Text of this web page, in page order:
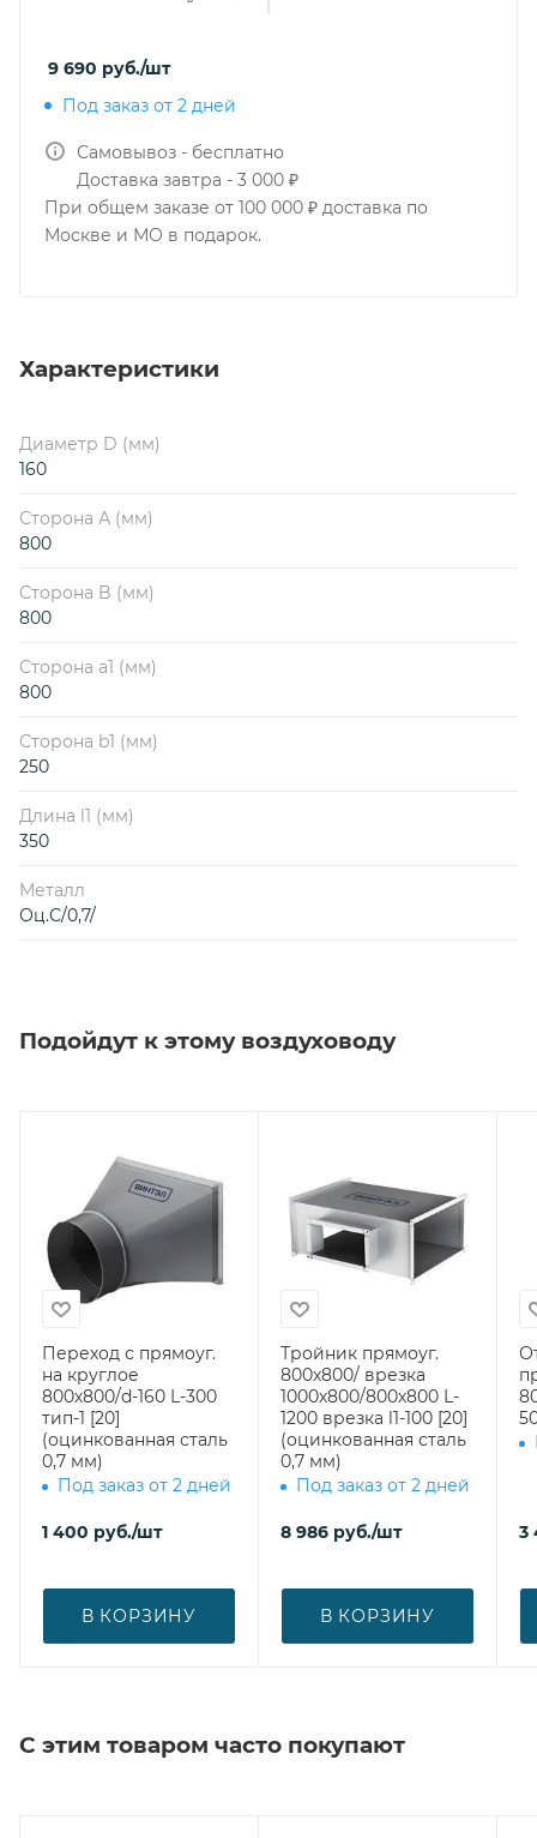
9 690 руб./шт
Под заказ от 2 дней
Самовывоз - бесплатно
Доставка завтра - 3 000 ₽
При общем заказе от 100 000 ₽ доставка по
Москве и МО в подарок.
Характеристики
Диаметр D (мм)
160
Сторона А (мм)
800
Сторона B (мм)
800
Сторона a1 (мм)
800
Сторона b1 (мм)
250
Длина l1 (мм)
350
Металл
Оц.С/0,7/
Подойдут к этому воздуховоду
Переход с прямоуг.
на круглое
800х800/d-160 L-300
тип-1 [20]
(оцинкованная сталь
0,7 мм)
Под заказ от 2 дней
1 400 руб./шт
В КОРЗИНУ
Тройник прямоуг.
800х800/ врезка
1000х800/800х800 L-
1200 врезка l1-100 [20]
(оцинкованная сталь
0,7 мм)
Под заказ от 2 дней
8 986 руб./шт
В КОРЗИНУ
3
С этим товаром часто покупают